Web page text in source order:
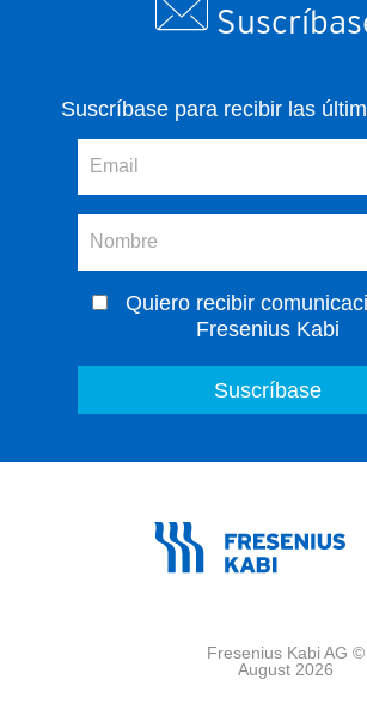
Suscríbase para recibir las
Quiero recibir
Fresenius Kabi
Fresenius Kabi AG ©
August 2026